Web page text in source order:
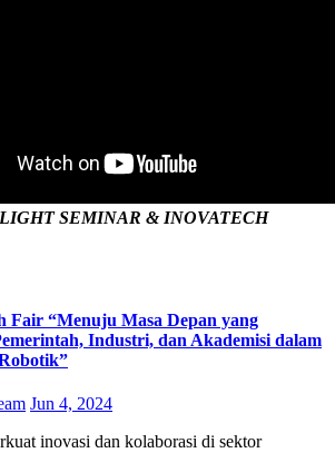
SEMINAR & INOVATECH
Fair “Menuju Masa Depan yang
Industri, dan Akademisi dalam
Jun 4, 2024
inovasi dan kolaborasi di sektor